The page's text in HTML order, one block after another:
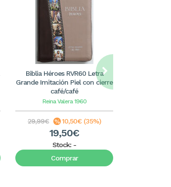
Biblia Héroes RVR60 Letra
Grande Imitación Piel con cierre
café/café
Reina Valera 1960
29,99€ 10,50€ (35%)
19,50€
Stock: -
Comprar